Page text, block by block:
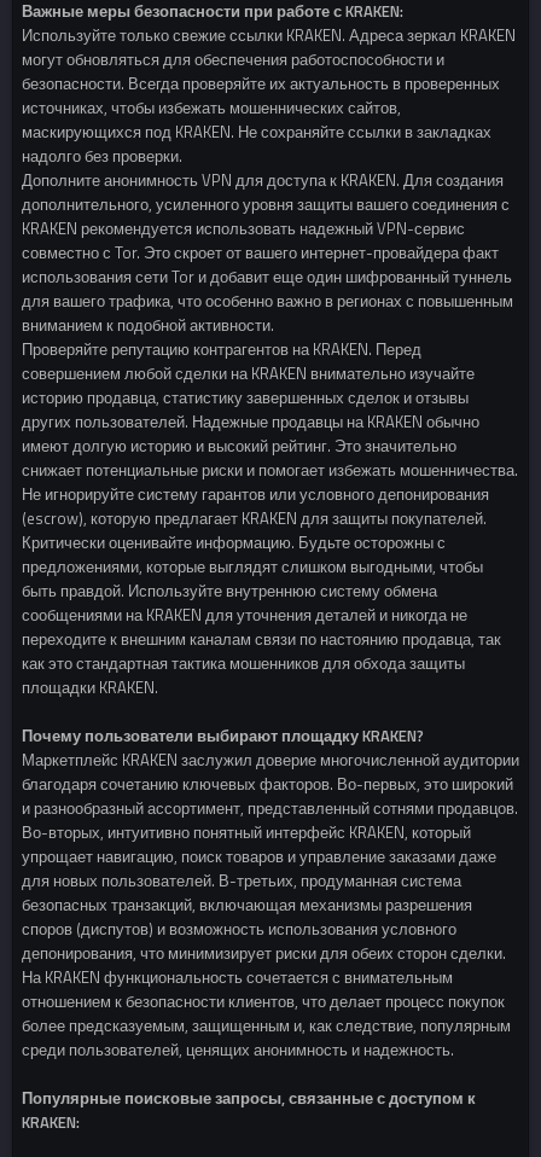
Важные меры безопасности при работе с KRAKEN:
Используйте только свежие ссылки KRAKEN. Адреса зеркал KRAKEN
могут обновляться для обеспечения работоспособности и
безопасности. Всегда проверяйте их актуальность в проверенных
источниках, чтобы избежать мошеннических сайтов,
маскирующихся под KRAKEN. Не сохраняйте ссылки в закладках
надолго без проверки.
Дополните анонимность VPN для доступа к KRAKEN. Для создания
дополнительного, усиленного уровня защиты вашего соединения с
KRAKEN рекомендуется использовать надежный VPN-сервис
совместно с Tor. Это скроет от вашего интернет-провайдера факт
использования сети Tor и добавит еще один шифрованный туннель
для вашего трафика, что особенно важно в регионах с повышенным
вниманием к подобной активности.
Проверяйте репутацию контрагентов на KRAKEN. Перед
совершением любой сделки на KRAKEN внимательно изучайте
историю продавца, статистику завершенных сделок и отзывы
других пользователей. Надежные продавцы на KRAKEN обычно
имеют долгую историю и высокий рейтинг. Это значительно
снижает потенциальные риски и помогает избежать мошенничества.
Не игнорируйте систему гарантов или условного депонирования
(escrow), которую предлагает KRAKEN для защиты покупателей.
Критически оценивайте информацию. Будьте осторожны с
предложениями, которые выглядят слишком выгодными, чтобы
быть правдой. Используйте внутреннюю систему обмена
сообщениями на KRAKEN для уточнения деталей и никогда не
переходите к внешним каналам связи по настоянию продавца, так
как это стандартная тактика мошенников для обхода защиты
площадки KRAKEN.
Почему пользователи выбирают площадку KRAKEN?
Маркетплейс KRAKEN заслужил доверие многочисленной аудитории
благодаря сочетанию ключевых факторов. Во-первых, это широкий
и разнообразный ассортимент, представленный сотнями продавцов.
Во-вторых, интуитивно понятный интерфейс KRAKEN, который
упрощает навигацию, поиск товаров и управление заказами даже
для новых пользователей. В-третьих, продуманная система
безопасных транзакций, включающая механизмы разрешения
споров (диспутов) и возможность использования условного
депонирования, что минимизирует риски для обеих сторон сделки.
На KRAKEN функциональность сочетается с внимательным
отношением к безопасности клиентов, что делает процесс покупок
более предсказуемым, защищенным и, как следствие, популярным
среди пользователей, ценящих анонимность и надежность.
Популярные поисковые запросы, связанные с доступом к
KRAKEN: